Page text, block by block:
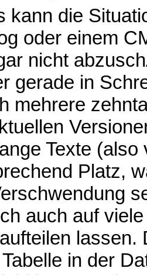
kann die
oder einem
nicht
gerade in
mehrere
Texte
Platz,
auch auf
lassen.
in der